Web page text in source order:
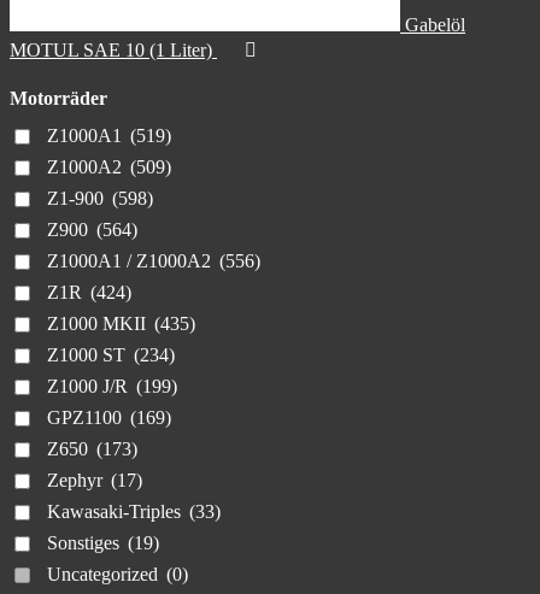
Gabelöl
MOTUL SAE 10 (1 Liter)
Motorräder
Z1000A1 (519)
Z1000A2 (509)
Z1-900 (598)
Z900 (564)
Z1000A1 / Z1000A2 (556)
Z1R (424)
Z1000 MKII (435)
Z1000 ST (234)
Z1000 J/R (199)
GPZ1100 (169)
Z650 (173)
Zephyr (17)
Kawasaki-Triples (33)
Sonstiges (19)
Uncategorized (0)